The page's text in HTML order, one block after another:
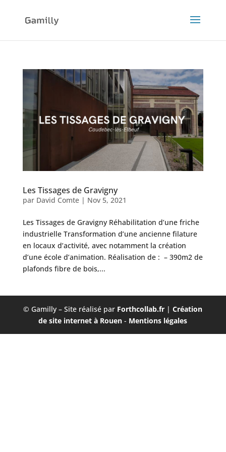
Les Tissages de Gravigny
par David Comte| Nov 5, 2021
Les Tissages de Gravigny Réhabilitation d’une friche
industrielle Transformation d’une ancienne filature
en locaux d’activité, avec notamment la création
d’une école d’animation. Réalisation de : – 390m2 de
plafonds fibre de bois,...
© Gamilly – Site réalisé par Forthcollab.fr |Création
de site internet à Rouen - Mentions légales